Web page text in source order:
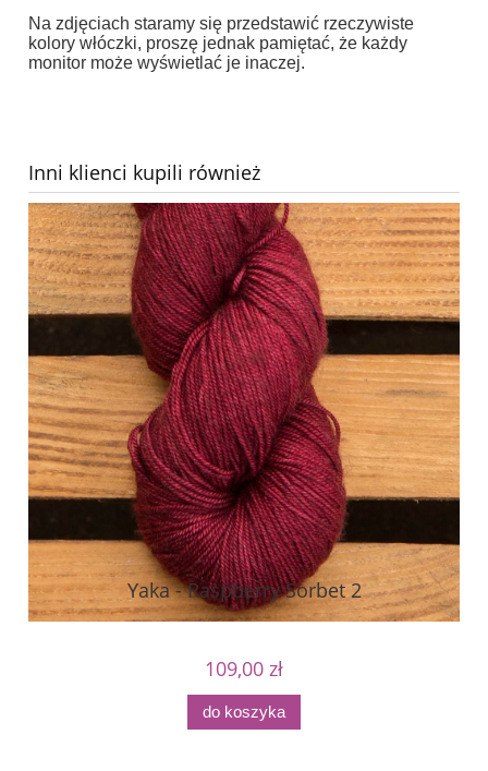
Na zdjęciach staramy się przedstawić rzeczywiste
kolory włóczki, proszę jednak pamiętać, że każdy
monitor może wyświetlać je inaczej.
Inni klienci kupili również
Yaka - Raspberry Sorbet 2
109,00 zł
do koszyka